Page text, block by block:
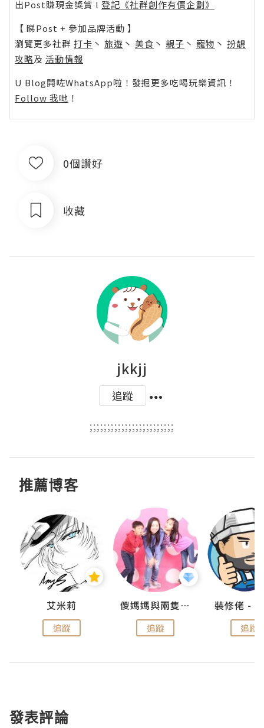
出Post賺現金獎賞 l 登記《社群創作有價企劃》
【 睇Post + 參加品牌活動 】
瀏覽更多社群 打卡 丶 旅遊 丶 美食 丶 親子 丶 寵物 丶 扮靚
攻略及 活動情報
U Blog開咗WhatsApp啦！發掘更多吃喝玩樂資訊！
Follow 我哋 ！
0個讚好
收藏
jkkjj
追蹤
;;;;;;;;;;;;;;;;;;;;;;;;
推薦博客
艾米莉
追蹤
儍媽媽與兩隻小魔怪之家
追蹤 追蹤
發表評論